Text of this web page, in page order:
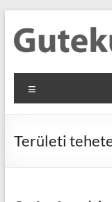
content
Informationen
Flachmaterial
Területi